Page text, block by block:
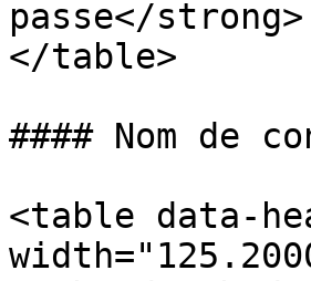
passe</
</table>
#### Nom de
<table data-